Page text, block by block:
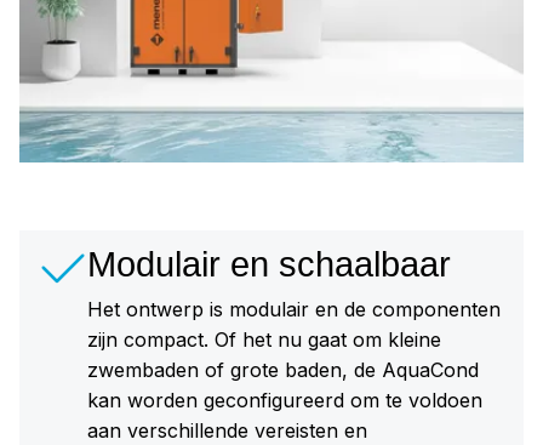
Modulair en schaalbaar
Het ontwerp is modulair en de componenten
zijn compact. Of het nu gaat om kleine
zwembaden of grote baden, de AquaCond
kan worden geconfigureerd om te voldoen
aan verschillende vereisten en